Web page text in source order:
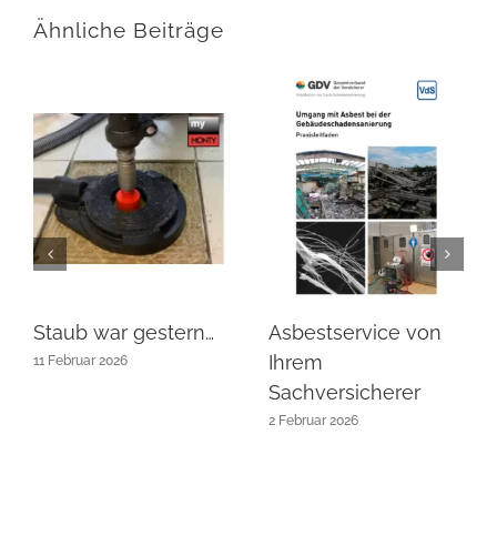
Ähnliche Beiträge
Staub war gestern…
11 Februar 2026
Asbestservice von
Ihrem
Sachversicherer
2 Februar 2026